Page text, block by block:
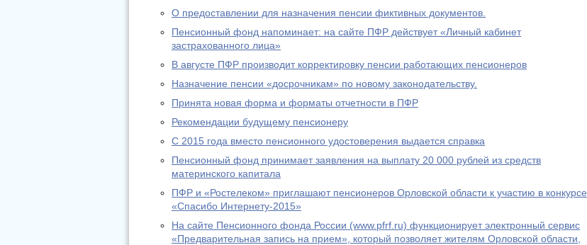
О предоставлении для назначения пенсии фиктивных документов.
Пенсионный фонд напоминает: на сайте ПФР действует «Личный кабинет
застрахованного лица»
В августе ПФР производит корректировку пенсии работающих пенсионеров
Назначение пенсии «досрочникам» по новому законодательству.
Принята новая форма и форматы отчетности в ПФР
Рекомендации будущему пенсионеру
С 2015 года вместо пенсионного удостоверения выдается справка
Пенсионный фонд принимает заявления на выплату 20 000 рублей из средств
материнского капитала
ПФР и «Ростелеком» приглашают пенсионеров Орловской области к участию в конкурсе
«Спасибо Интернету-2015»
На сайте Пенсионного фонда России (www.pfrf.ru) функционирует электронный сервис
«Предварительная запись на прием», который позволяет жителям Орловской области,